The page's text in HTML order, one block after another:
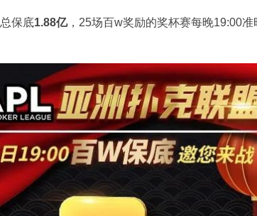
总保底1.88亿，25场百w奖励的奖杯赛每晚19:00